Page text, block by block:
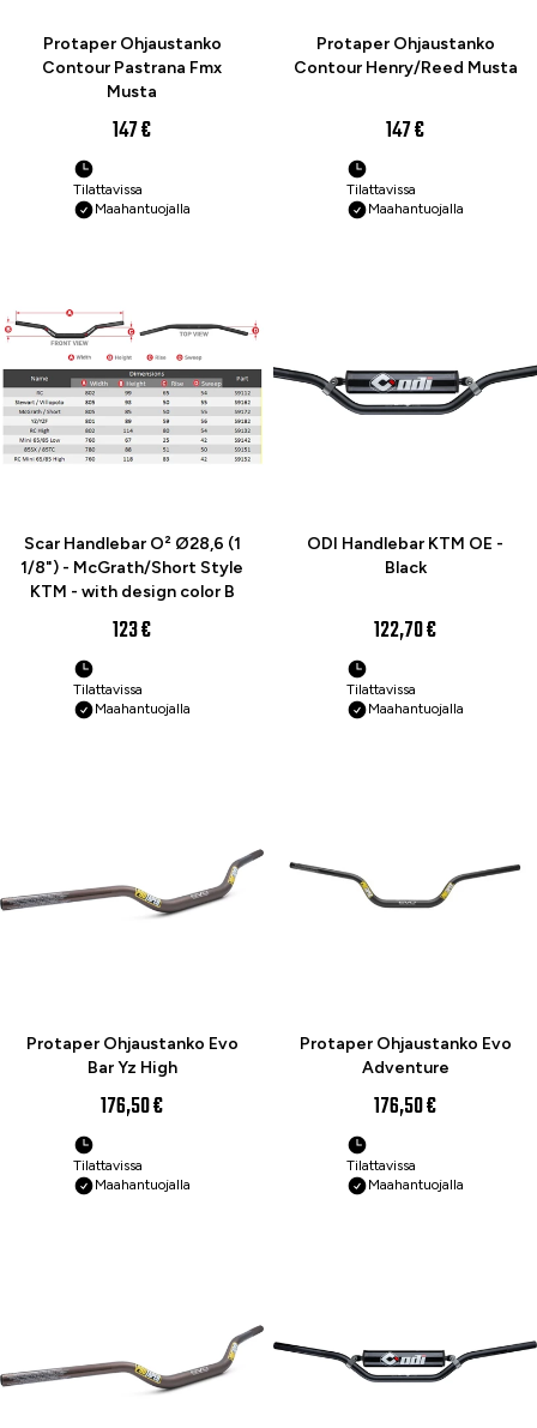
Protaper Ohjaustanko
Contour Pastrana Fmx
Musta
147 €
Tilattavissa
Maahantuojalla
Protaper Ohjaustanko
Contour Henry/Reed Musta
147 €
Tilattavissa
Maahantuojalla
Scar Handlebar O² Ø28,6 (1
1/8") - McGrath/Short Style
KTM - with design color B
123 €
Tilattavissa
Maahantuojalla
ODI Handlebar KTM OE -
Black
122,70 €
Tilattavissa
Maahantuojalla
Protaper Ohjaustanko Evo
Bar Yz High
176,50 €
Tilattavissa
Maahantuojalla
Protaper Ohjaustanko Evo
Adventure
176,50 €
Tilattavissa
Maahantuojalla